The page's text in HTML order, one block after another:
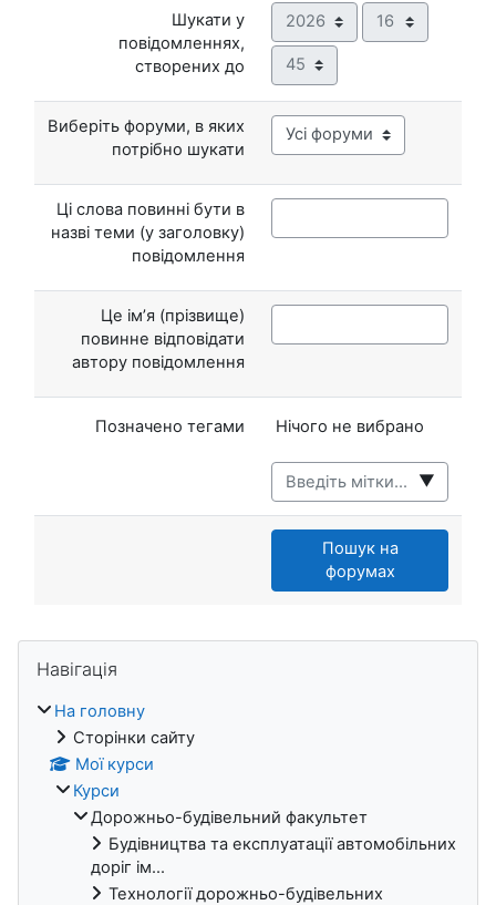
Шукати у
повідомленнях,
створених до
Рік Година
Хвилина
Виберіть форуми, в яких
потрібно шукати
Ці слова повинні бути в
назві теми (у заголовку)
повідомлення
Це ім’я (прізвище)
повинне відповідати
автору повідомлення
Позначено тегами Вибрані елементи:
Нічого не вибрано
▼
Пошук на
форумах
Блоки
Навігація
На головну
Сторінки сайту
Мої курси
Курси
Дорожньо-будівельний факультет
Будівництва та експлуатації автомобільних
доріг ім...
Технології дорожньо-будівельних